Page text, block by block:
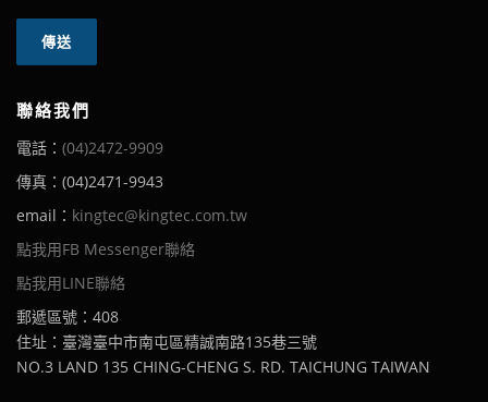
聯絡我們
電話： (04)2472-9909
傳真：(04)2471-9943
email： kingtec@kingtec.com.tw
點我用FB Messenger聯絡
點我用LINE聯絡
郵遞區號：408
住址：臺灣臺中市南屯區精誠南路135巷三號
NO.3 LAND 135 CHING-CHENG S. RD. TAICHUNG TAIWAN